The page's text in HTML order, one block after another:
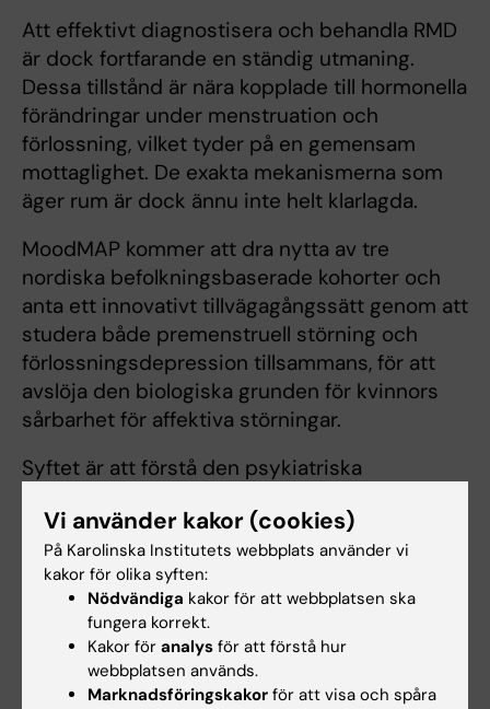
Att effektivt diagnostisera och behandla RMD
är dock fortfarande en ständig utmaning.
Dessa tillstånd är nära kopplade till hormonella
förändringar under menstruation och
förlossning, vilket tyder på en gemensam
mottaglighet. De exakta mekanismerna som
äger rum är dock ännu inte helt klarlagda.
MoodMAP kommer att dra nytta av tre
nordiska befolkningsbaserade kohorter och
anta ett innovativt tillvägagångssätt genom att
studera både premenstruell störning och
förlossningsdepression tillsammans, för att
avslöja den biologiska grunden för kvinnors
sårbarhet för affektiva störningar.
Syftet är att förstå den psykiatriska
könshormoner. Detta öppnar möjligheten att
driva på transformativa förändringar av
diagnos, förebyggande och
behandlingsstrategier för RMD, och i
slutänden bidra till att minska könsklyftan i
psykisk hälsa.
Vi använder kakor (cookies)
På Karolinska Institutets webbplats använder vi
kakor för olika syften:
Nödvändiga kakor för att webbplatsen ska
fungera korrekt.
Kakor för analys för att förstå hur
webbplatsen används.
Marknadsföringskakor för att visa och spåra